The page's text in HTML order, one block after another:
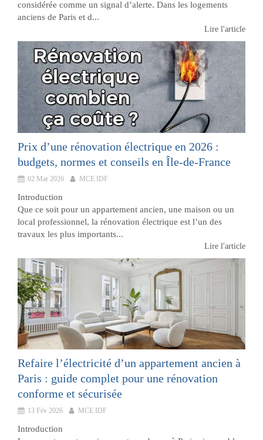
considérée comme un signal d’alerte. Dans les logements
anciens de Paris et d...
Lire l'article
Prix d’une rénovation électrique en 2026 :
budgets, normes et conseils en Île-de-France
02 Mar 2026 MCE IDF
Introduction
Que ce soit pour un appartement ancien, une maison ou un
local professionnel, la rénovation électrique est l’un des
travaux les plus importants...
Lire l'article
Refaire l’électricité d’un appartement ancien à
Paris : guide complet pour une rénovation
conforme et sécurisée
13 Fév 2026 MCE IDF
Introduction